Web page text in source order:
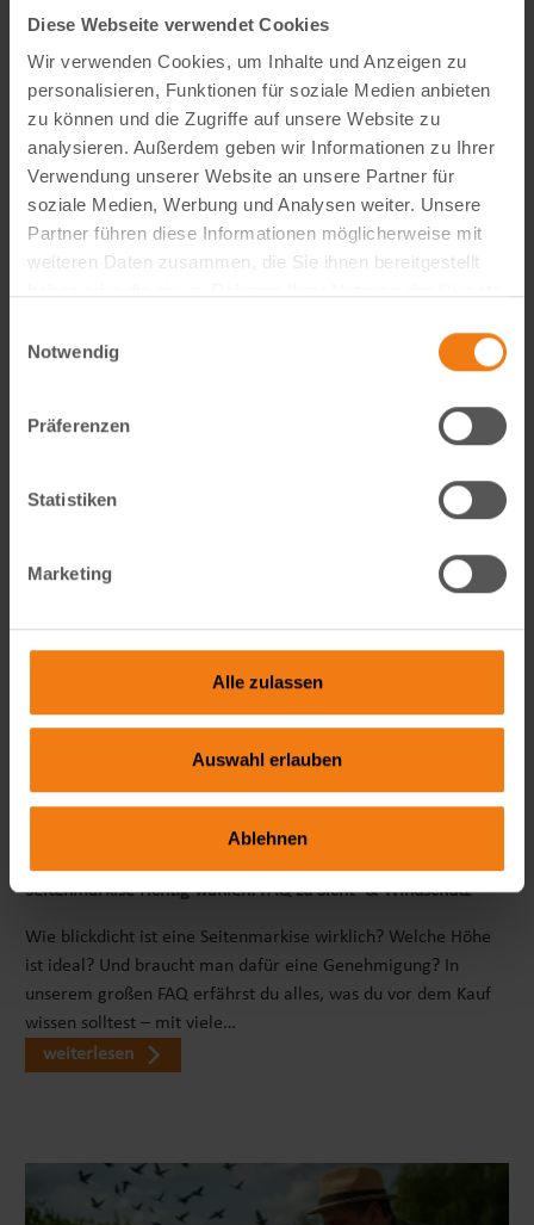
Diese Webseite verwendet Cookies
Wir verwenden Cookies, um Inhalte und Anzeigen zu
personalisieren, Funktionen für soziale Medien anbieten
zu können und die Zugriffe auf unsere Website zu
analysieren. Außerdem geben wir Informationen zu Ihrer
Verwendung unserer Website an unsere Partner für
soziale Medien, Werbung und Analysen weiter. Unsere
Partner führen diese Informationen möglicherweise mit
weiteren Daten zusammen, die Sie ihnen bereitgestellt
Notwendig
Präferenzen
Statistiken
Marketing
Alle zulassen
Auswahl erlauben
Ablehnen
Werde Teil von Lemodo360! Als Visual Content Creator
Bildwelten – von der Idee bis zum A++ Content. Kreativ,
Seitenmarkise richtig wählen: FAQ zu Sicht- & Windschutz
Wie blickdicht ist eine Seitenmarkise wirklich? Welche Höhe
ist ideal? Und braucht man dafür eine Genehmigung? In
unserem großen FAQ erfährst du alles, was du vor dem Kauf
wissen solltest – mit viele…
weiterlesen